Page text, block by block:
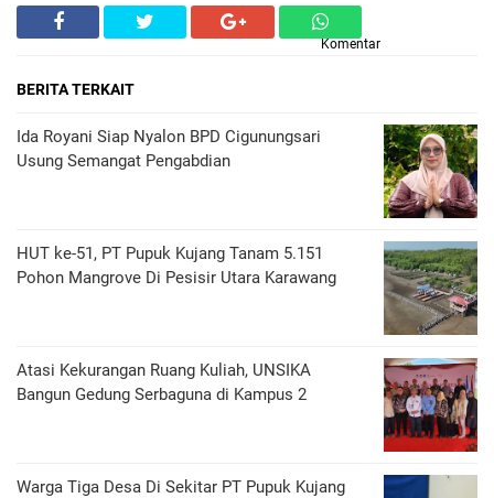
Komentar
BERITA TERKAIT
Ida Royani Siap Nyalon BPD Cigunungsari
Usung Semangat Pengabdian
HUT ke-51, PT Pupuk Kujang Tanam 5.151
Pohon Mangrove Di Pesisir Utara Karawang
Atasi Kekurangan Ruang Kuliah, UNSIKA
Bangun Gedung Serbaguna di Kampus 2
Warga Tiga Desa Di Sekitar PT Pupuk Kujang